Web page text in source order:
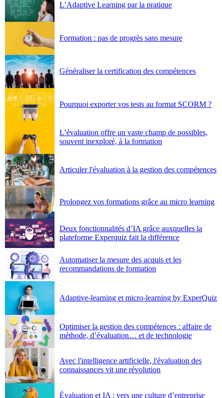
L’Adaptive Learning par la pratique
Formation : pas de progrès sans mesure
Généraliser la certification des compétences
Pourquoi exporter vos tests au format SCORM ?
L’évaluation offre un vaste champ de possibles,
souvent inexploré, à la formation
Articuler l'évaluation à la gestion des compétences
Prolongez vos formations grâce au micro learning
Deux fonctionnalités d’IA grâce auxquelles la
plateforme Experquiz fait la différence
Automatiser la mesure des acquis et les
recommandations de formation
Adaptive-learning et micro-learning by ExperQuiz
Optimiser la gestion des compétences : affaire de
méthode, d’évaluation… et de technologie
Avec l'intelligence artificielle, l'évaluation des
connaissances vit une révolution
Évaluation et IA : vers une culture d’entreprise